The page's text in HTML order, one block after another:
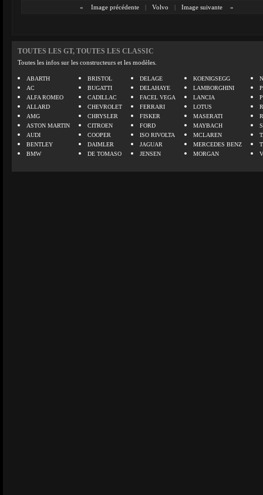
« Image précédente | Volvo | Image suivante »
TOUTES LES GT, TOUTES LES CLASSIC
Toutes les infos sur les constructeurs et les modèles.
ABARTH
AC
ALFA ROMEO
ALLARD
AMG
ASTON MARTIN
AUDI
BENTLEY
BMW
BRISTOL
BUGATTI
CADILLAC
CHEVROLET
CHRYSLER
CITROEN
COOPER
DAIMLER
DE TOMASO
DELAGE
DELAHAYE
FACEL VEGA
FERRARI
FISKER
FORD
ISO RIVOLTA
JAGUAR
JENSEN
KOENIGSEGG
LAMBORGHINI
LANCIA
LOTUS
MASERATI
MAYBACH
MCLAREN
MERCEDES BENZ
MORGAN